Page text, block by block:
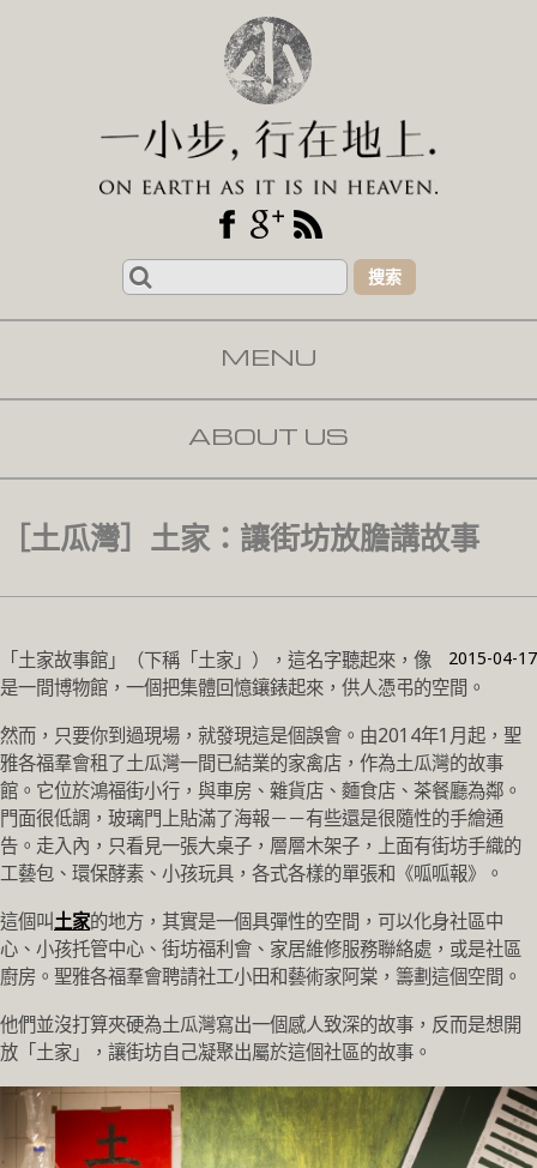
Search
for:
MENU
SKIP TO CONTENT
ABOUT US
［土瓜灣］土家：讓街坊放膽講故事
2015-04-17
「土家故事館」（下稱「土家」），這名字聽起來，像
是一間博物館，一個把集體回憶鑲錶起來，供人憑弔的空間。
然而，只要你到過現場，就發現這是個誤會。由2014年1月起，聖
雅各福羣會租了土瓜灣一間已結業的家禽店，作為土瓜灣的故事
館。它位於鴻福街小行，與車房、雜貨店、麵食店、茶餐廳為鄰。
門面很低調，玻璃門上貼滿了海報－－有些還是很隨性的手繪通
告。走入內，只看見一張大桌子，層層木架子，上面有街坊手織的
工藝包、環保酵素、小孩玩具，各式各樣的單張和《呱呱報》。
這個叫土家的地方，其實是一個具彈性的空間，可以化身社區中
心、小孩托管中心、街坊福利會、家居維修服務聯絡處，或是社區
廚房。聖雅各福羣會聘請社工小田和藝術家阿棠，籌劃這個空間。
他們並沒打算夾硬為土瓜灣寫出一個感人致深的故事，反而是想開
放「土家」，讓街坊自己凝聚出屬於這個社區的故事。